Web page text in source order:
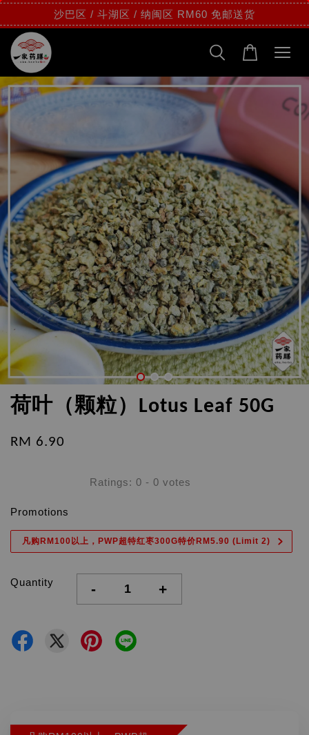
沙巴区 / 斗湖区 / 纳闽区 RM60 免邮送货
荷叶（颗粒）Lotus Leaf 50G
RM 6.90
Ratings: 0 - 0 votes
Promotions
凡购RM100以上，PWP超特红枣300G特价RM5.90 (Limit 2)
Quantity - +